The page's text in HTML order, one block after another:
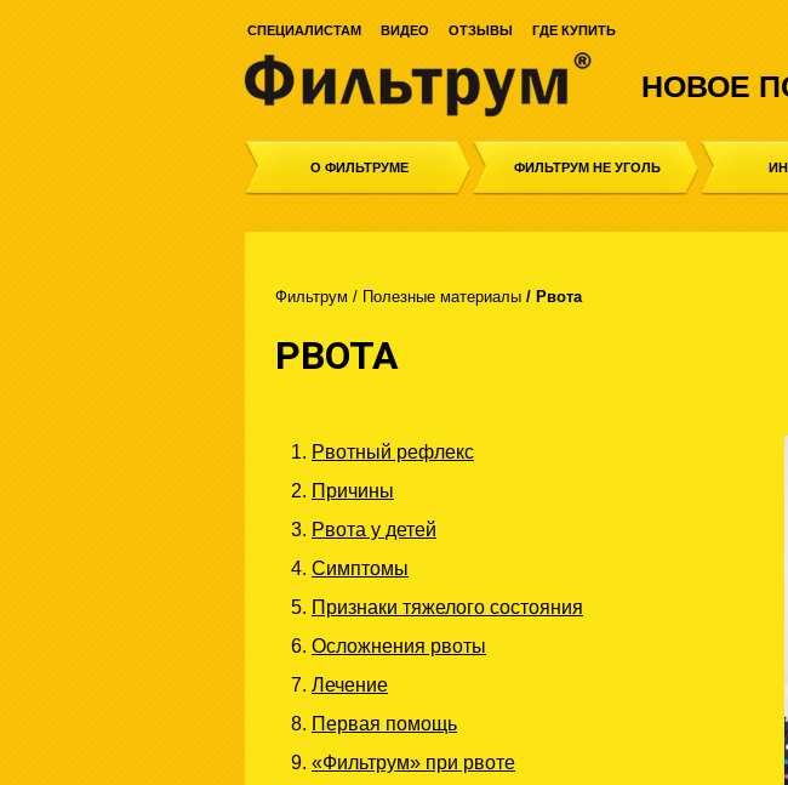
СПЕЦИАЛИСТАМ ВИДЕО ОТЗЫВЫ ГДЕ КУПИТЬ
НОВОЕ
О ФИЛЬТРУМЕ ФИЛЬТРУМ НЕ УГОЛЬ
Фильтрум / Полезные материалы / Рвота
РВОТА
Рвотный рефлекс
Причины
Рвота у детей
Симптомы
Признаки тяжелого состояния
Осложнения рвоты
Лечение
Первая помощь
«Фильтрум» при рвоте